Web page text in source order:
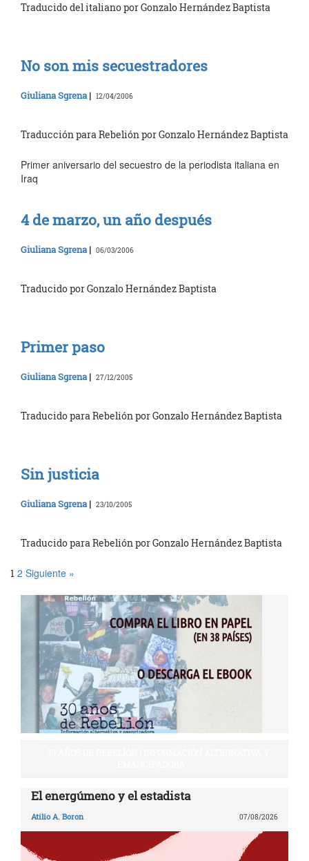
Traducido del italiano por Gonzalo Hernández Baptista
No son mis secuestradores
Giuliana Sgrena | 12/04/2006
Traducción para Rebelión por Gonzalo Hernández Baptista
Primer aniversario del secuestro de la periodista italiana en
Iraq
4 de marzo, un año después
Giuliana Sgrena| 06/03/2006
Traducido por Gonzalo Hernández Baptista
Primer paso
Giuliana Sgrena | 27/12/2005
Traducido para Rebelión por Gonzalo Hernández Baptista
Sin justicia
Giuliana Sgrena | 23/10/2005
Traducido para Rebelión por Gonzalo Hernández Baptista
1 2 Siguiente »
El energúmeno y el estadista
Atilio A. Boron 07/08/2026